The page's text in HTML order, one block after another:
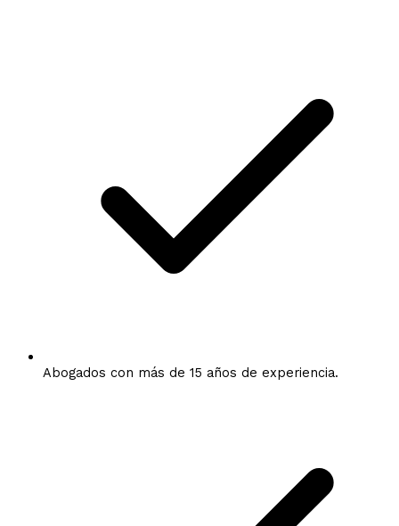
Abogados con más de 15 años de experiencia.